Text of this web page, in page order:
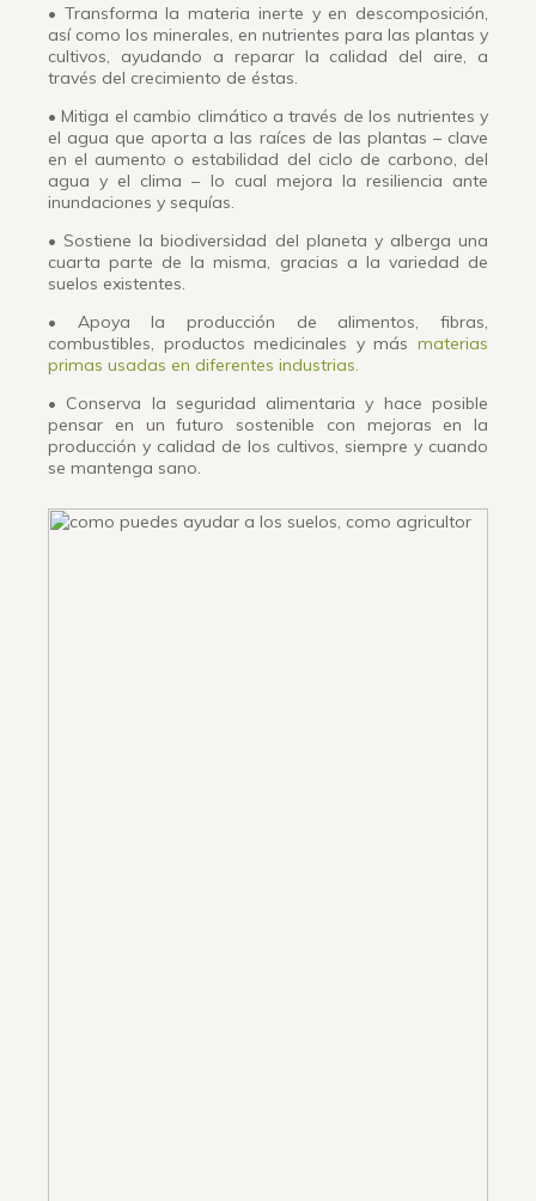
• Transforma la materia inerte y en descomposición,
así como los minerales, en nutrientes para las plantas y
cultivos, ayudando a reparar la calidad del aire, a
través del crecimiento de éstas.
• Mitiga el cambio climático a través de los nutrientes y
el agua que aporta a las raíces de las plantas – clave
en el aumento o estabilidad del ciclo de carbono, del
agua y el clima – lo cual mejora la resiliencia ante
inundaciones y sequías.
• Sostiene la biodiversidad del planeta y alberga una
cuarta parte de la misma, gracias a la variedad de
suelos existentes.
• Apoya la producción de alimentos, fibras,
combustibles, productos medicinales y más materias
primas usadas en diferentes industrias.
• Conserva la seguridad alimentaria y hace posible
pensar en un futuro sostenible con mejoras en la
producción y calidad de los cultivos, siempre y cuando
se mantenga sano.